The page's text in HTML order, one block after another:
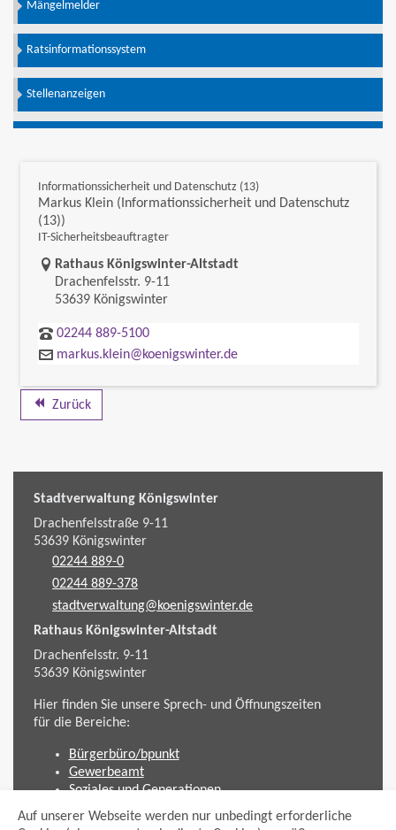
Auf unserer Webseite werden nur unbedingt erforderliche
Mängelmelder
Ratsinformationssystem
Stellenanzeigen
Informationssicherheit und Datenschutz (13)
Markus Klein (Informationssicherheit und Datenschutz
(13))
IT-Sicherheitsbeauftragter
Link zur Google-Maps Navigation
Rathaus Königswinter-Altstadt
Drachenfelsstr. 9-11
53639 Königswinter
02244 889-5100
markus.klein@koenigswinter.de
Zurück
Stadtverwaltung Königswinter
Drachenfelsstraße 9-11
53639Königswinter
02244 889-0
02244 889-378
stadtverwaltung@koenigswinter.de
Rathaus Königswinter-Altstadt
Drachenfelsstr. 9-11
53639Königswinter
Hier finden Sie unsere Sprech- und Öffnungszeiten
für die Bereiche:
Bürgerbüro/bpunkt
Gewerbeamt
Soziales und Generationen
Standesamt
Friedhofsverwaltung